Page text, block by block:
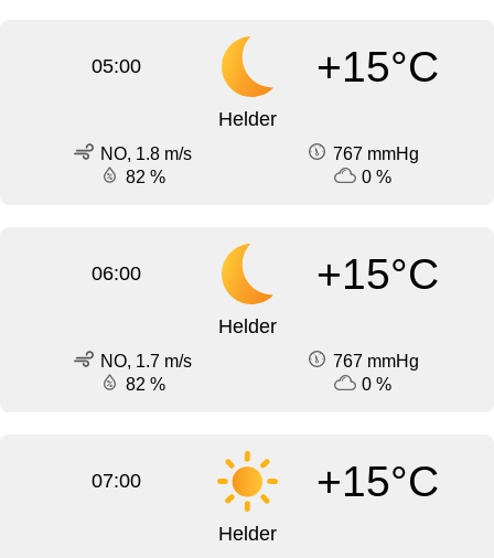
05:00 +15°C
Helder
NO, 1.8 m/s
767 mmHg
82 %
0 %
06:00 +15°C
Helder
NO, 1.7 m/s
767 mmHg
82 %
0 %
07:00 +15°C
Helder